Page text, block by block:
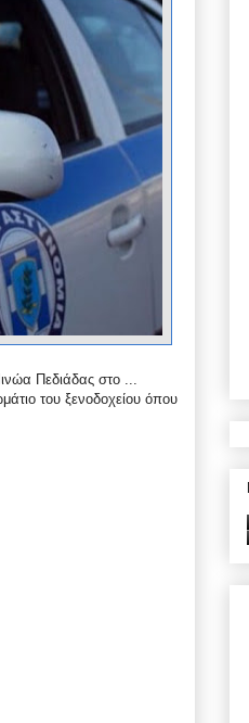
Πεδιάδας στο ...
του ξενοδοχείου όπου